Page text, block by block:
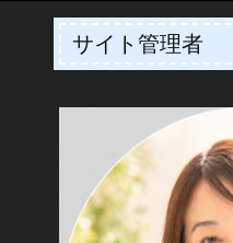
サイト管理者